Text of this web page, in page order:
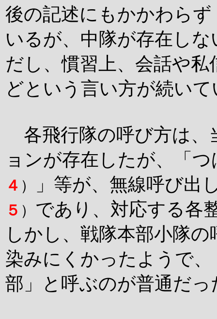
後の記述にもかかわら
いるが、中隊が存在し
だし、慣習上、会話や
どという言い方が続い
各飛行隊の呼び方は、
ョンが存在したが、「
４ ） 」等が、無線呼び出
５ ） であり、対応する各
しかし、戦隊本部小隊
染みにくかったようで
部」と呼ぶのが普通だっ